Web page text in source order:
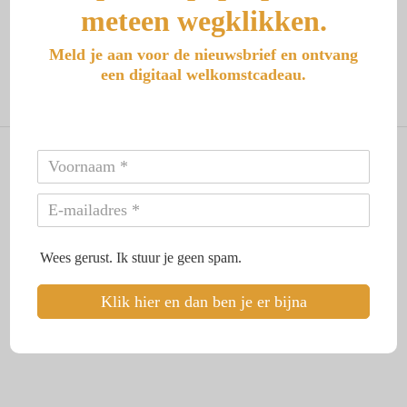
horizon“. Een boek over Mong die samen met zijn zusje werd
geboren, maar die helaas tijdens de bevalling stierf. Zijn enige
speelmaatje toen hij jong was, was zijn overleden zusje. Op
negenjarige leeftijd heeft hij…
© 2026 Aranka Reeuwijk - Uit je trauma, in je kracht. Alle rechten
meteen wegklikken.
Meld je aan voor de nieuwsbrief en ontvang
een digitaal welkomstcadeau.
Wees gerust. Ik stuur je geen spam.
Klik hier en dan ben je er bijna